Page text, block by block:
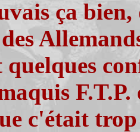
ça
quelques
c'était